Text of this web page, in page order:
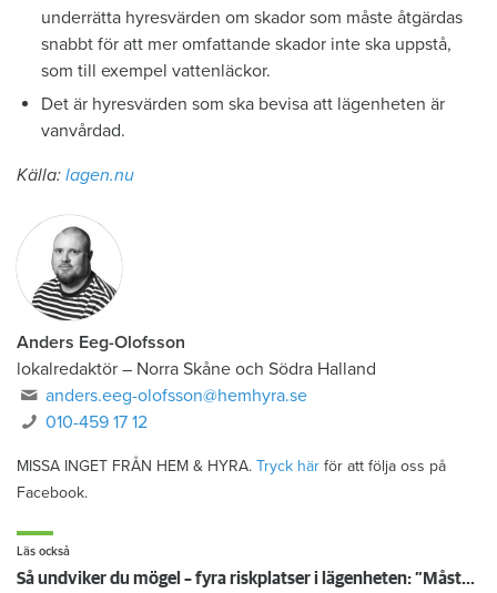
underrätta hyresvärden om skador som måste åtgärdas
snabbt för att mer omfattande skador inte ska uppstå,
som till exempel vattenläckor.
Det är hyresvärden som ska bevisa att lägenheten är
vanvårdad.
Källa: lagen.nu
Anders Eeg-Olofsson
lokalredaktör – Norra Skåne och Södra Halland
anders.eeg-olofsson@hemhyra.se
010-459 17 12
MISSA INGET FRÅN HEM & HYRA.
Läs också